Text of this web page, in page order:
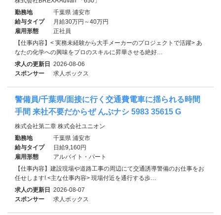
勤務地
千葉県 浦安市
給与タイプ
月給30万円～40万円
雇用形態
正社員
【仕事内容】< 実務未経験から大手メーカーのプロジェクトで活躍> あ
なたの化学への興味をプロのスキルに昇華させる絶好…
求人の更新日 2026-08-06
スポンサー
求人ボックス
警備員/千葉県/面接に行く交通費電車に揺られる時間
手間 来社不要だからぜ んぶナシ 5983 35615 G
株式会社第二章 株式会社ユニオン
勤務地
千葉県 浦安市
給与タイプ
日給9,160円
雇用形態
アルバイト・パート
【仕事内容】建設現場や道路工事の周辺にて交通誘導警備のお仕事をお
任せします! <主な仕事内容> 現場付近を通行する歩…
求人の更新日 2026-08-07
スポンサー
求人ボックス